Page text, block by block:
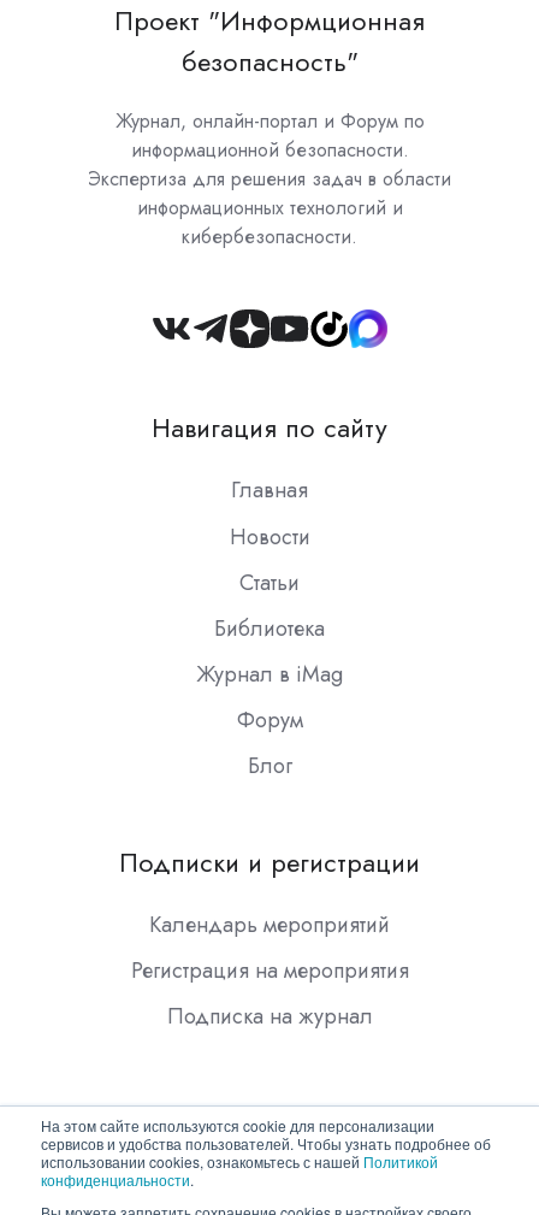
На этом сайте используются cookie для персонализации
сервисов и удобства пользователей. Чтобы узнать подробнее об
использовании cookies, ознакомьтесь с нашей Политикой
конфиденциальности.
Проект "Информционная
безопасность"
Журнал, онлайн-портал и Форум по
информационной безопасности.
Экспертиза для решения задач в области
информационных технологий и
кибербезопасности.
Join
Slack
Навигация по сайту
Главная
Новости
Статьи
Библиотека
Журнал в iMag
Форум
Блог
Подписки и регистрации
Календарь мероприятий
Регистрация на мероприятия
Подписка на журнал
Copyright © 2026 ООО "Гротек"